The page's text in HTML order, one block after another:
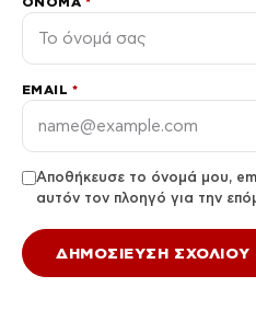
EMAIL *
Αποθήκευσε το όνομά μου,
αυτόν τον πλοηγό για την